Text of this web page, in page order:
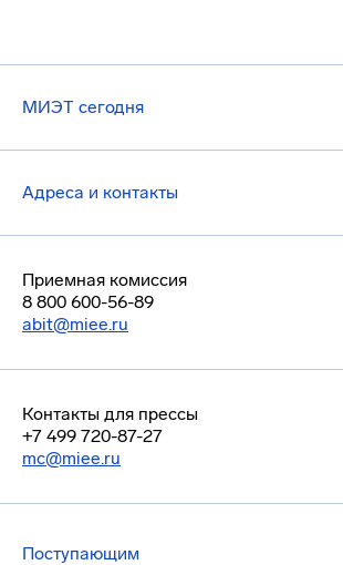
МИЭТ сегодня
Адреса и контакты
Приемная комиссия
8 800 600-56-89
abit@miee.ru
Контакты для прессы
+7 499 720-87-27
mc@miee.ru
Поступающим